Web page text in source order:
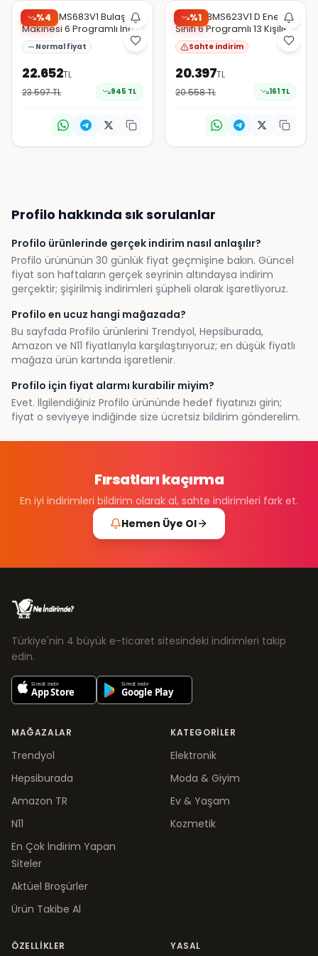
%4
Profilo BMS683V1 Bulaşık
Makinesi 6 Programlı Inox
Normal fiyat
22.652TL
23.597TL 945 TL
%1 Şüpheli
Profilo BMS623V1 D Enerji
Sınıfı 6 Programlı 13 Kişilik
Bulaşık Makinesi
Sahte indirim
20.397TL
20.558TL 161 TL
Profilo hakkında sık sorulanlar
Profilo ürünlerinde gerçek indirim nasıl anlaşılır?
Profilo ürününün 30 günlük fiyat geçmişine bakın. Güncel
fiyat son haftaların gerçek seyrinin altındaysa indirim
gerçektir; şişirilmiş indirimleri şüpheli olarak işaretliyoruz.
Profilo en ucuz hangi mağazada?
Bu sayfada Profilo ürünlerini Trendyol, Hepsiburada,
Amazon ve N11 fiyatlarıyla karşılaştırıyoruz; en düşük fiyatlı
mağaza ürün kartında işaretlenir.
Profilo için fiyat alarmı kurabilir miyim?
Evet. İlgilendiğiniz Profilo ürününde hedef fiyatınızı girin;
fiyat o seviyeye indiğinde size ücretsiz bildirim gönderelim.
Fırsatları kaçırma
En iyi indirimleri bildirim olarak al, sahte indirimleri fark et.
Hemen Üye Ol
Türkiye'nin 4 büyük e-ticaret sitesindeki indirimleri takip
edin.
MAĞAZALAR
Trendyol
Hepsiburada
Amazon TR
N11
En Çok İndirim Yapan
Siteler
Aktüel Broşürler
Ürün Takibe Al
KATEGORILER
Elektronik
Moda & Giyim
Ev & Yaşam
Kozmetik
ÖZELLIKLER YASAL